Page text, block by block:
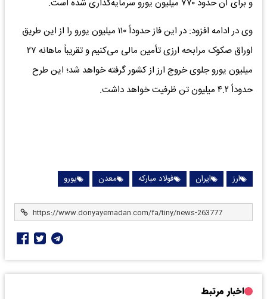
و برای آن حدود ۷۷۰ میلیون یورو سرمایه‌گذاری شده است.
وی در ادامه افزود: در این فاز حدوداً ۱۱۰ میلیون یورو را از این طریق
اوراق صکوک مرابحه ارزی تأمین مالی می‌کنیم و تقریباً ماهانه ۲۷
میلیون یورو جلوی خروج ارز از کشور گرفته خواهد شد؛ ‌این طرح
حدوداً ۴.۲ میلیون تن ظرفیت خواهد داشت.
ارز ایران فولاد مبارکه معدن یورو
اخبار مرتبط